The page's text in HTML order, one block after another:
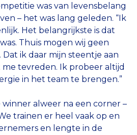
was van levensbelang
– het was lang geleden. “Ik
Het belangrijkste is dat
Thuis mogen wij geen
ik daar mijn steentje aan
me tevreden. Ik probeer altijd
in het team te brengen.”
winner alweer na een corner –
trainen er heel vaak op en
en lengte in de